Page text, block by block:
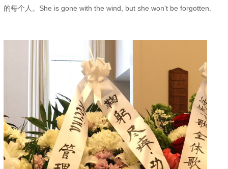
的每个人。She is gone with the wind, but she won't be forgotten.